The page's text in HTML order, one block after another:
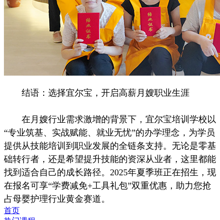
结语：选择宜尔宝，开启高薪月嫂职业生涯
在月嫂行业需求激增的背景下，宜尔宝培训学校以
“专业筑基、实战赋能、就业无忧”的办学理念，为学员
提供从技能培训到职业发展的全链条支持。无论是零基
础转行者，还是希望提升技能的资深从业者，这里都能
找到适合自己的成长路径。2025年夏季班正在招生，现
在报名可享“学费减免+工具礼包”双重优惠，助力您抢
占母婴护理行业黄金赛道。
首页